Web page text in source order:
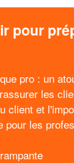
pour
pro : un
les
client et
pour les